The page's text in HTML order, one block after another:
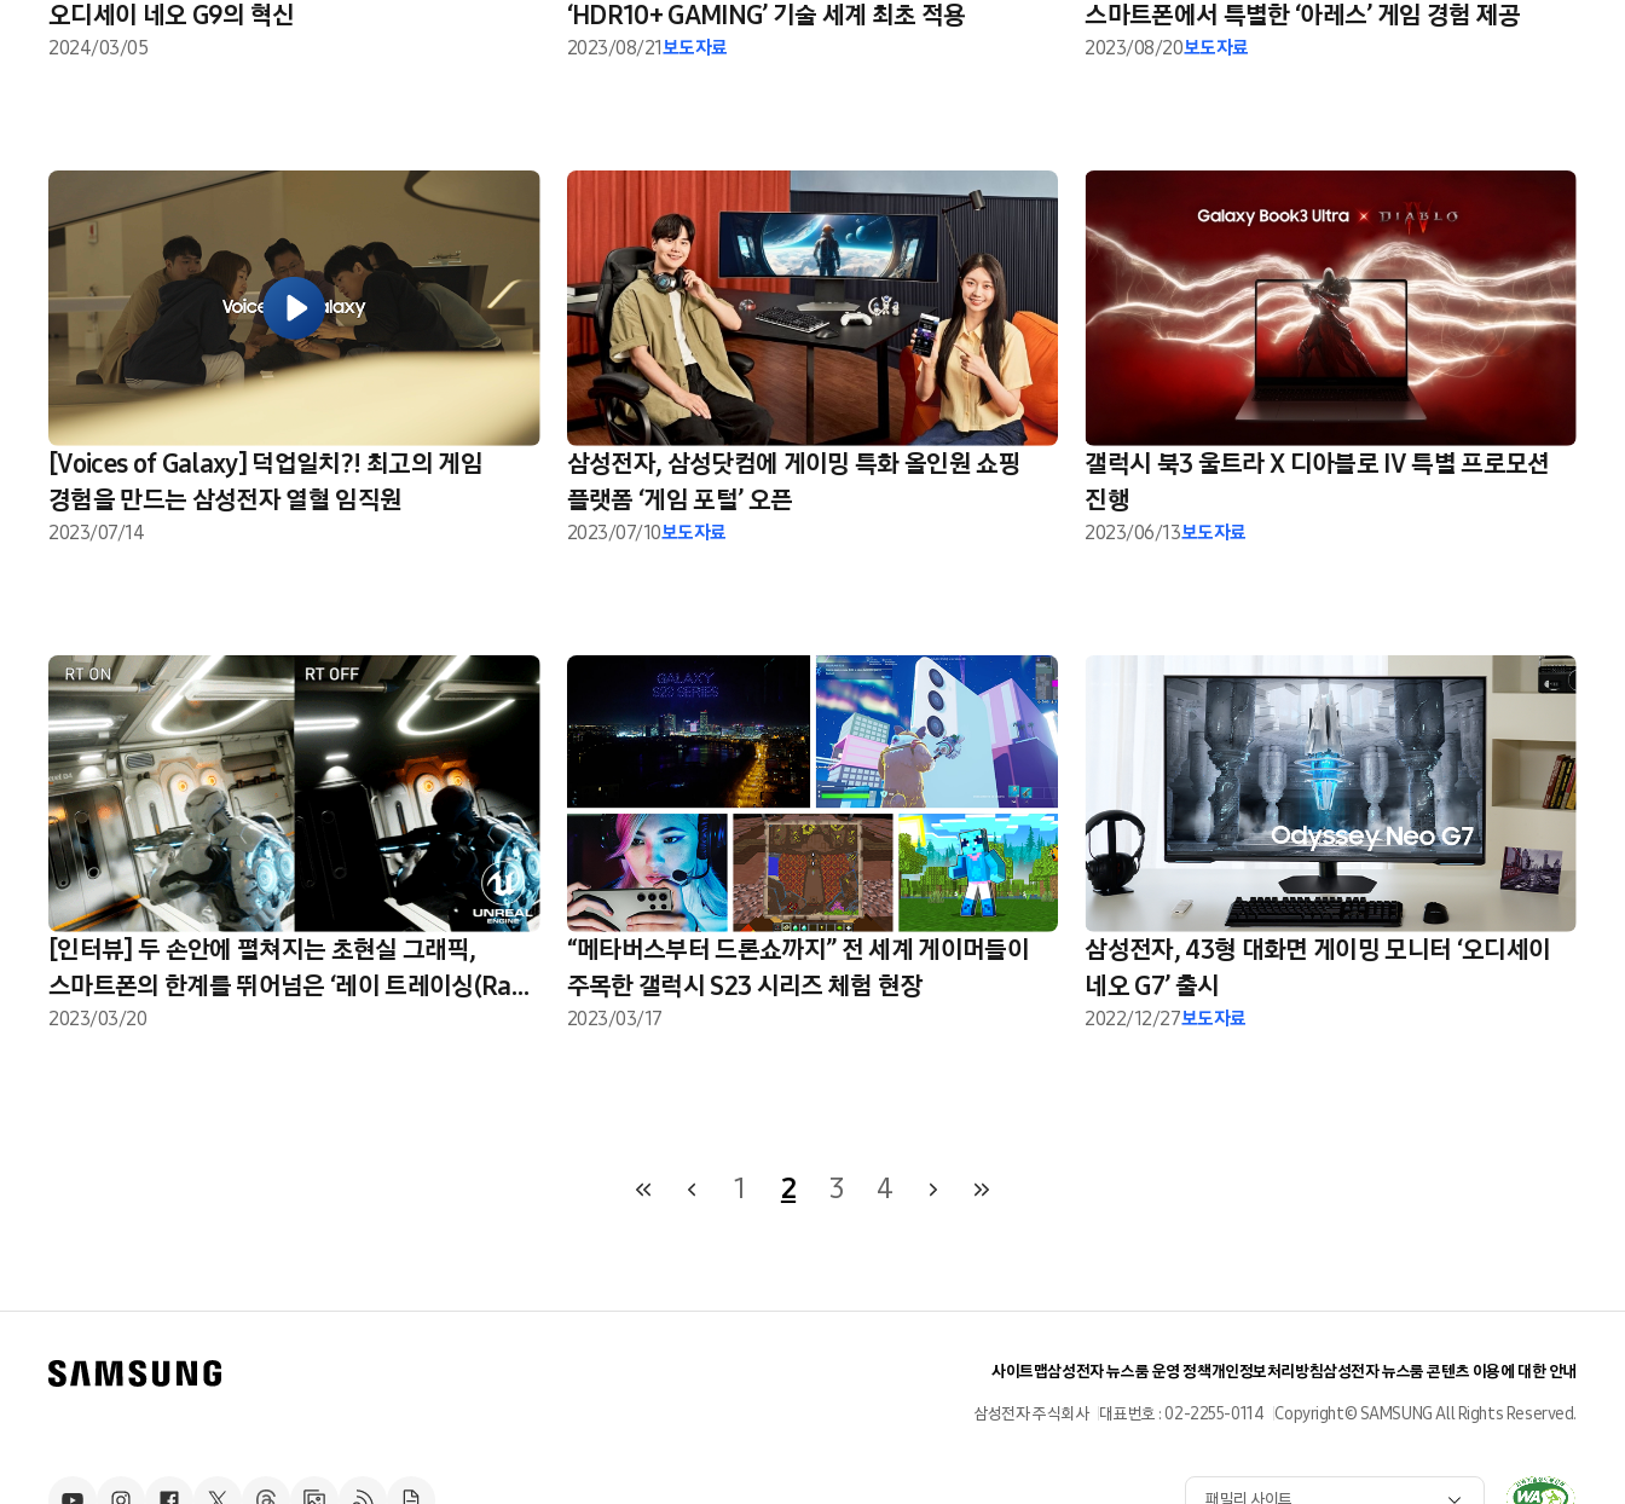
오디세이 네오 G9의 혁신
2024/03/05
‘HDR10+ GAMING’ 기술 세계 최초 적용
2023/08/21보도자료
스마트폰에서 특별한 ‘아레스’ 게임 경험 제공
2023/08/20보도자료
[Voices of Galaxy] 덕업일치?! 최고의 게임
경험을 만드는 삼성전자 열혈 임직원
2023/07/14
삼성전자, 삼성닷컴에 게이밍 특화 올인원 쇼핑
플랫폼 ‘게임 포털’ 오픈
2023/07/10보도자료
갤럭시 북3 울트라 X 디아블로 IV 특별 프로모션
진행
2023/06/13보도자료
[인터뷰] 두 손안에 펼쳐지는 초현실 그래픽,
스마트폰의 한계를 뛰어넘은 ‘레이 트레이싱(Ray
Tracing)’ 개발 이야기
2023/03/20
“메타버스부터 드론쇼까지” 전 세계 게이머들이
주목한 갤럭시 S23 시리즈 체험 현장
2023/03/17
삼성전자, 43형 대화면 게이밍 모니터 ‘오디세이
네오 G7’ 출시
2022/12/27보도자료
1 2 3 4
사이트맵삼성전자 뉴스룸 운영 정책개인정보처리방침삼성전자 뉴스룸 콘텐츠 이용에 대한 안내
삼성전자 주식회사 대표번호 : 02-2255-0114 Copyright© SAMSUNG All Rights Reserved.